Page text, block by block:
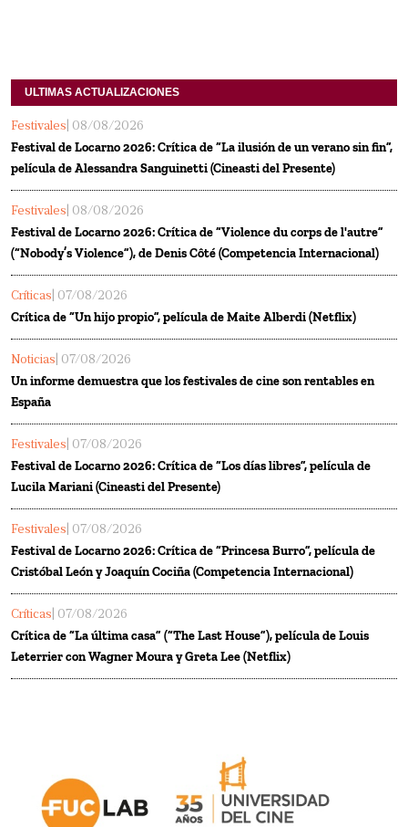
ULTIMAS ACTUALIZACIONES
Festivales | 08/08/2026
Festival de Locarno 2026: Crítica de “La ilusión de un verano sin fin”,
película de Alessandra Sanguinetti (Cineasti del Presente)
Festivales | 08/08/2026
Festival de Locarno 2026: Crítica de “Violence du corps de l'autre”
(“Nobody’s Violence”), de Denis Côté (Competencia Internacional)
Críticas | 07/08/2026
Crítica de “Un hijo propio”, película de Maite Alberdi (Netflix)
Noticias | 07/08/2026
Un informe demuestra que los festivales de cine son rentables en
España
Festivales | 07/08/2026
Festival de Locarno 2026: Crítica de “Los días libres”, película de
Lucila Mariani (Cineasti del Presente)
Festivales | 07/08/2026
Festival de Locarno 2026: Crítica de “Princesa Burro”, película de
Cristóbal León y Joaquín Cociña (Competencia Internacional)
Críticas | 07/08/2026
Crítica de “La última casa” (“The Last House”), película de Louis
Leterrier con Wagner Moura y Greta Lee (Netflix)